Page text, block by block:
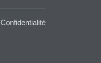
Confidentialité